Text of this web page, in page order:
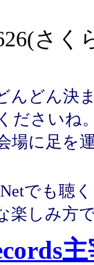
さく
んどん決
ださいね
場に足を
でも聴
楽しみ方